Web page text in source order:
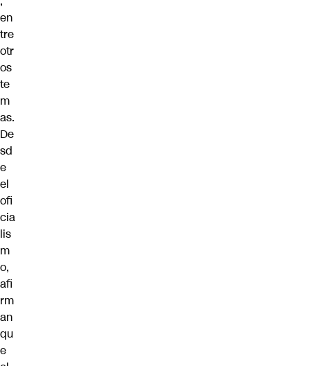
en
tre
otr
os
te
m
as.
De
sd
e
el
ofi
cia
lis
m
o,
afi
rm
an
qu
e